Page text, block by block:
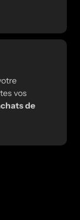
vos
de